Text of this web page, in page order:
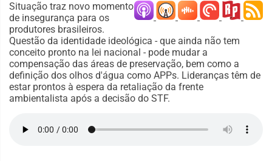
Situação traz novo momento
de insegurança para os
produtores brasileiros.
Questão da identidade ideológica - que ainda não tem
conceito pronto na lei nacional - pode mudar a
compensação das áreas de preservação, bem como a
definição dos olhos d'água como APPs. Lideranças têm de
estar prontos à espera da retaliação da frente
ambientalista após a decisão do STF.